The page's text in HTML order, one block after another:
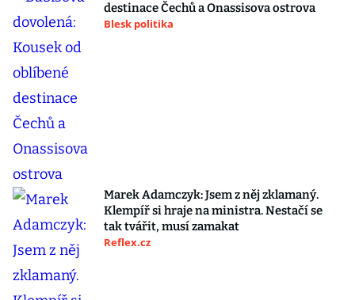
destinace Čechů a Onassisova ostrova
Blesk politika
Marek Adamczyk: Jsem z něj zklamaný.
Klempíř si hraje na ministra. Nestačí se
tak tvářit, musí zamakat
Reflex.cz